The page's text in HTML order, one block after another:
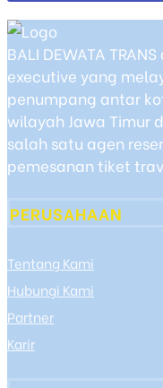
BALI DEWATA
executive yang
penumpang antar
wilayah Jawa Timur
salah satu agen
pemesanan tiket
PERUSAHAAN
Tentang Kami
Hubungi Kami
Partner
Karir